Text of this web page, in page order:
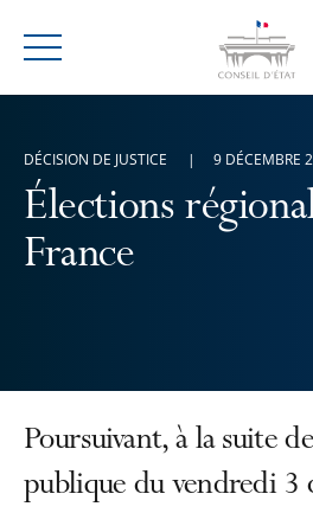
Menu
Élections
France
DÉCISION DE JUSTICE 9 DÉCEMBRE
Poursuivant, à la suite
publique du vendredi 3